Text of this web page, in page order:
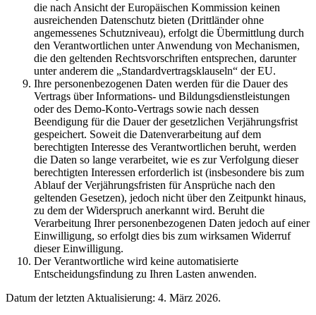
die nach Ansicht der Europäischen Kommission keinen
ausreichenden Datenschutz bieten (Drittländer ohne
angemessenes Schutzniveau), erfolgt die Übermittlung durch
den Verantwortlichen unter Anwendung von Mechanismen,
die den geltenden Rechtsvorschriften entsprechen, darunter
unter anderem die „Standardvertragsklauseln“ der EU.
Ihre personenbezogenen Daten werden für die Dauer des
Vertrags über Informations- und Bildungsdienstleistungen
oder des Demo-Konto-Vertrags sowie nach dessen
Beendigung für die Dauer der gesetzlichen Verjährungsfrist
gespeichert. Soweit die Datenverarbeitung auf dem
berechtigten Interesse des Verantwortlichen beruht, werden
die Daten so lange verarbeitet, wie es zur Verfolgung dieser
berechtigten Interessen erforderlich ist (insbesondere bis zum
Ablauf der Verjährungsfristen für Ansprüche nach den
geltenden Gesetzen), jedoch nicht über den Zeitpunkt hinaus,
zu dem der Widerspruch anerkannt wird. Beruht die
Verarbeitung Ihrer personenbezogenen Daten jedoch auf einer
Einwilligung, so erfolgt dies bis zum wirksamen Widerruf
dieser Einwilligung.
Der Verantwortliche wird keine automatisierte
Entscheidungsfindung zu Ihren Lasten anwenden.
Datum der letzten Aktualisierung: 4. März 2026.